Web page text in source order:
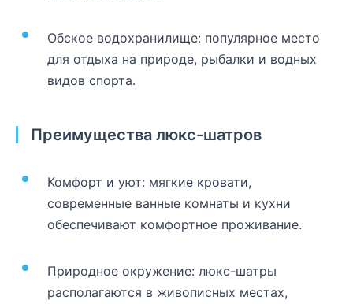
Обское водохранилище: популярное место
для отдыха на природе, рыбалки и водных
видов спорта.
Преимущества люкс-шатров
Комфорт и уют: мягкие кровати,
современные ванные комнаты и кухни
обеспечивают комфортное проживание.
Природное окружение: люкс-шатры
располагаются в живописных местах,